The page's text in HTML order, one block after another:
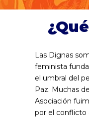
Las Dignas
feminista
el umbral del
Paz. Muchas
Asociación
por el conflicto